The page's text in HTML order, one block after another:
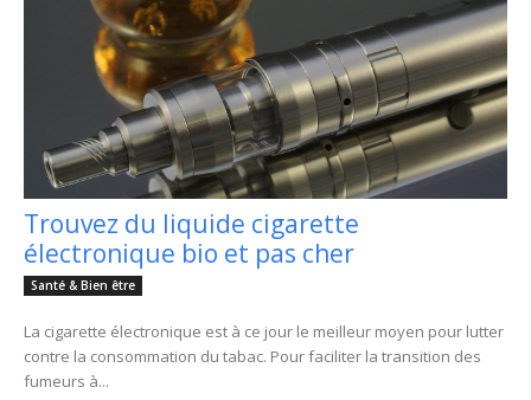
Trouvez du liquide cigarette
électronique bio et pas cher
Santé & Bien être
La cigarette électronique est à ce jour le meilleur moyen pour lutter
contre la consommation du tabac. Pour faciliter la transition des
fumeurs à...